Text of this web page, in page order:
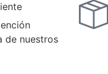
de nuestros